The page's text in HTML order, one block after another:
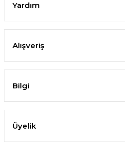
Yardım
Alışveriş
Bilgi
Üyelik